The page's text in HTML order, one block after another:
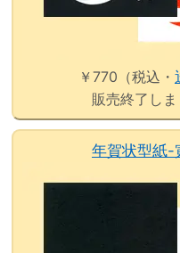
￥770（税込・
販売終了しま
年賀状型紙-